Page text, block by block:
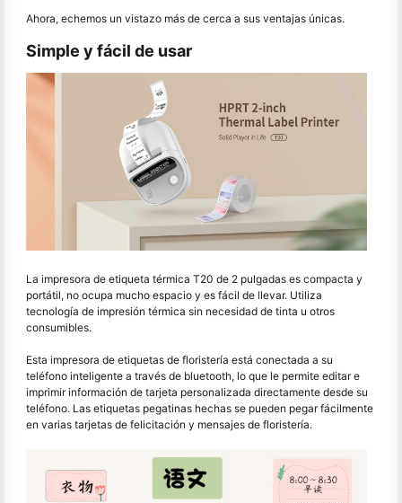
Ahora, echemos un vistazo más de cerca a sus ventajas únicas.
Simple y fácil de usar
La impresora de etiqueta térmica T20 de 2 pulgadas es compacta y
portátil, no ocupa mucho espacio y es fácil de llevar. Utiliza
tecnología de impresión térmica sin necesidad de tinta u otros
consumibles.
Esta impresora de etiquetas de floristería está conectada a su
teléfono inteligente a través de bluetooth, lo que le permite editar e
imprimir información de tarjeta personalizada directamente desde su
teléfono. Las etiquetas pegatinas hechas se pueden pegar fácilmente
en varias tarjetas de felicitación y mensajes de floristería.